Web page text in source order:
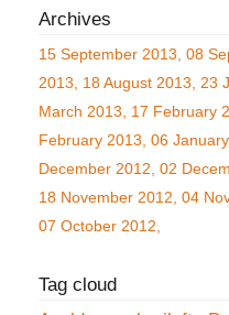
15 September 2013 08
2013
18 August 2013 23
March 2013
17 February
February 2013 06
December 2012 02
18 November 2012 04
07 October 2012